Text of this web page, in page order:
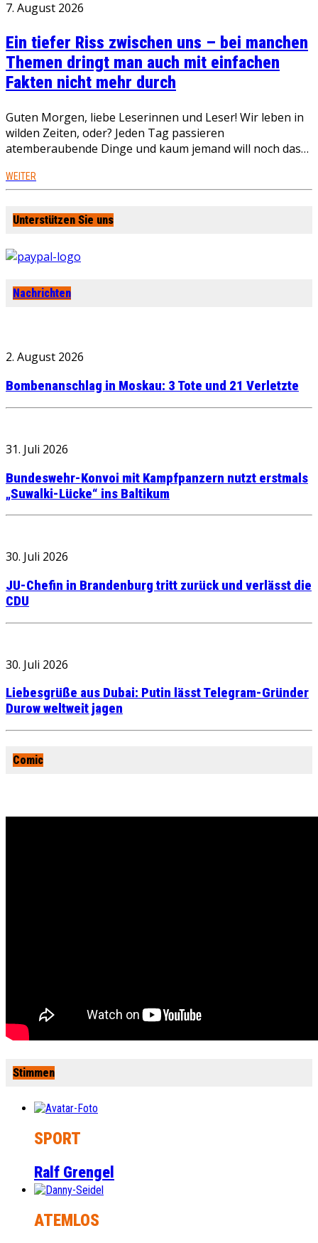
7. August 2026
Ein tiefer Riss zwischen uns – bei manchen
Themen dringt man auch mit einfachen
Fakten nicht mehr durch
Guten Morgen, liebe Leserinnen und Leser! Wir leben in
wilden Zeiten, oder? Jeden Tag passieren
atemberaubende Dinge und kaum jemand will noch das…
WEITER
Unterstützen Sie uns
Nachrichten
2. August 2026
Bombenanschlag in Moskau: 3 Tote und 21 Verletzte
31. Juli 2026
Bundeswehr-Konvoi mit Kampfpanzern nutzt erstmals
„Suwalki-Lücke“ ins Baltikum
30. Juli 2026
JU-Chefin in Brandenburg tritt zurück und verlässt die
CDU
30. Juli 2026
Liebesgrüße aus Dubai: Putin lässt Telegram-Gründer
Durow weltweit jagen
Comic
Stimmen
SPORT
Ralf Grengel
ATEMLOS